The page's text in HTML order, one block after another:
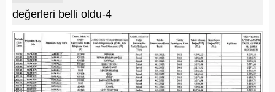
değerleri belli oldu-4